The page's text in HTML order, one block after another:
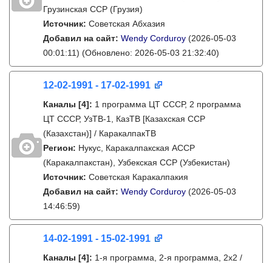
Грузинская ССР (Грузия)
Источник: Советская Абхазия
Добавил на сайт: Wendy Corduroy (2026-05-03
00:01:11) (Обновлено: 2026-05-03 21:32:40)
12-02-1991 - 17-02-1991
Каналы [4]: 1 программа ЦТ СССР, 2 программа
ЦТ СССР, УзТВ-1, КазТВ [Казахская ССР
(Казахстан)] / КаракалпакТВ
Регион: Нукус, Каракалпакская АССР
(Каракалпакстан), Узбекская ССР (Узбекистан)
Источник: Советская Каракалпакия
Добавил на сайт: Wendy Corduroy (2026-05-03
14:46:59)
14-02-1991 - 15-02-1991
Каналы [4]: 1-я программа, 2-я программа, 2х2 /